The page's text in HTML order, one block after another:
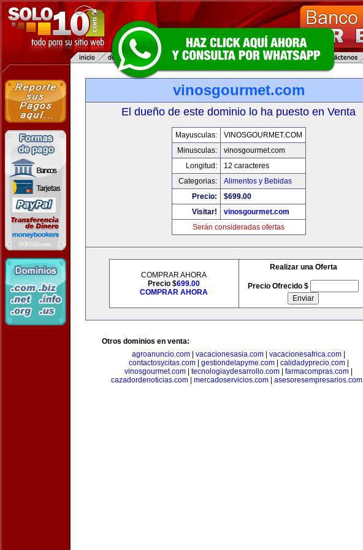
vinosgourmet.com
El dueño de este dominio lo ha puesto en Venta
Mayusculas:
VINOSGOURMET.COM
Minusculas:
vinosgourmet.com
Longitud:
12 caracteres
Categorias:
Alimentos y Bebidas
Precio:
$699.00
Visitar!
vinosgourmet.com
Serán consideradas ofertas
COMPRAR AHORA
Precio $699.00
COMPRAR AHORA
Realizar una Oferta
Precio Ofrecido $
Otros dominios en venta:
agroanuncio.com
vacacionesasia.com vacacionesafrica.com
contactosycitas.com| gestiondelapyme.com| calidadyprecio.com|
vinosgourmet.com
tecnologiaydesarrollo.com farmacompras.com
cazadordenoticias.com
mercadoservicios.com asesoresempresarios.com